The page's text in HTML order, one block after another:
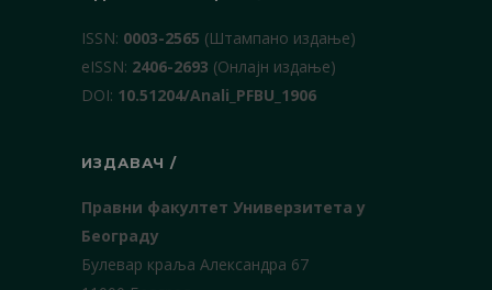
ISSN: 0003-2565 (Штампано издање)
еISSN: 2406-2693 (Онлајн издање)
DOI: 10.51204/Anali_PFBU_1906
ИЗДАВАЧ /
Правни факултет Универзитета у
Београду
Булевар краља Александра 67